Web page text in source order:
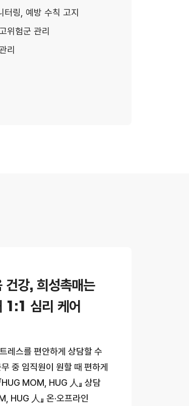
터링, 예방 수칙 고지
위험군 관리
리
건강, 희성촉매는
1:1 심리 케어
레스를 편안하게 상담할 수
중 임직원이 원할 때 편하게
MOM, HUG 人』 상담
HUG 人』 온·오프라인